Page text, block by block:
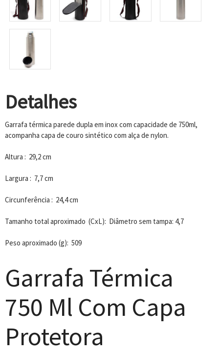
Detalhes
Garrafa térmica parede dupla em inox com capacidade de 750ml,
acompanha capa de couro sintético com alça de nylon.
Altura : 29,2 cm
Largura : 7,7 cm
Circunferência : 24,4 cm
Tamanho total aproximado (CxL): Diâmetro sem tampa: 4,7
Peso aproximado (g): 509
Garrafa Térmica
750 Ml Com Capa
Protetora